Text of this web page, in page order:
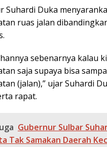
Suhardi Duka
ruas jalan
sebenarnya kalau
saja supaya bisa
(jalan),” ujar Suhardi
rapat.
Gubernur Sulbar
Tak Samakan Daerah